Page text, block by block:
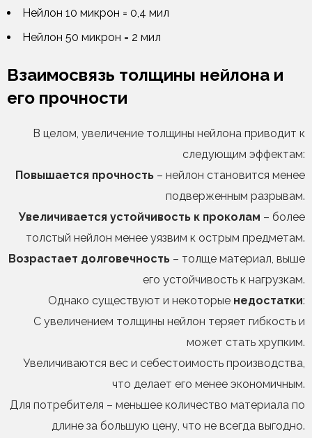
Нейлон 10 микрон = 0,4 мил
Нейлон 50 микрон = 2 мил
Взаимосвязь толщины нейлона и
его прочности
В целом, увеличение толщины нейлона приводит к
следующим эффектам:
Повышается прочность – нейлон становится менее
подверженным разрывам.
Увеличивается устойчивость к проколам – более
толстый нейлон менее уязвим к острым предметам.
Возрастает долговечность – толще материал, выше
его устойчивость к нагрузкам.
Однако существуют и некоторые недостатки:
С увеличением толщины нейлон теряет гибкость и
может стать хрупким.
Увеличиваются вес и себестоимость производства,
что делает его менее экономичным.
Для потребителя – меньшее количество материала по
длине за большую цену, что не всегда выгодно.